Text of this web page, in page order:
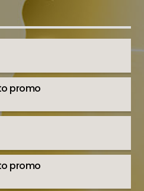
promo
promo